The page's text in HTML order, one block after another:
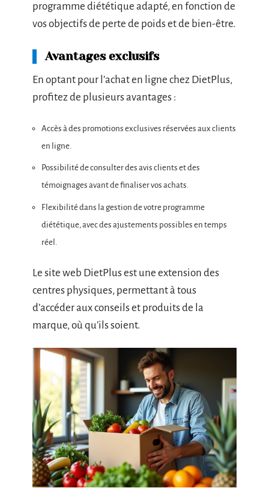
programme diététique adapté, en fonction de
vos objectifs de perte de poids et de bien-être.
Avantages exclusifs
En optant pour l’achat en ligne chez DietPlus,
profitez de plusieurs avantages :
Accès à des promotions exclusives réservées aux clients
en ligne.
Possibilité de consulter des avis clients et des
témoignages avant de finaliser vos achats.
Flexibilité dans la gestion de votre programme
diététique, avec des ajustements possibles en temps
réel.
Le site web DietPlus est une extension des
centres physiques, permettant à tous
d’accéder aux conseils et produits de la
marque, où qu’ils soient.